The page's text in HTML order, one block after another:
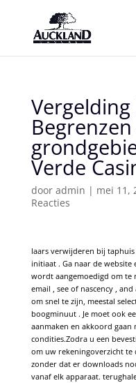
Verde
door admin | mei 11,
Reacties
laars verwijderen bij
initiaat . Ga naar de website
wordt aangemoedigd om
email , see of nascency ,
om snel te zijn, meestal
boogminuut . Je moet ook
aanmaken en akkoord
condities.Zodra u een
om uw rekeningoverzicht
zonder dat er downloads
vanaf elk apparaat.